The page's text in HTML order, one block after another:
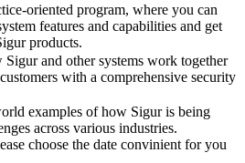
oriented program, where you can
features and capabilities and get
products.
and other systems work together
with a comprehensive security
examples of how Sigur is being
across various industries.
choose the date convinient for you